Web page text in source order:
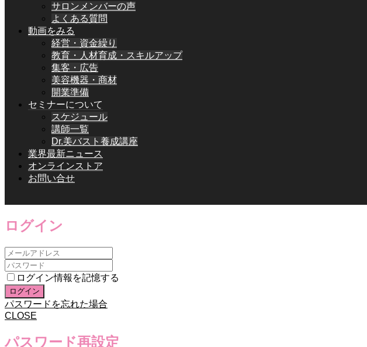
サロンメンバーの声
よくある質問
動画をみる
経営・資金繰り
教育・人材育成・スキルアップ
集客・広告
美容機器・商材
開業準備
セミナーについて
スケジュール
講師一覧
Dr.美バスト養成講座
業界最新ニュース
オンラインストア
お問い合せ
ログイン
ログイン情報を記憶する
パスワードを忘れた場合
CLOSE
パスワード再設定